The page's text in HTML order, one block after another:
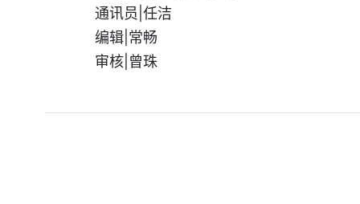
通讯员|任洁
编辑|常畅
审核|曾珠